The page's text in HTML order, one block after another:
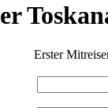
Erster